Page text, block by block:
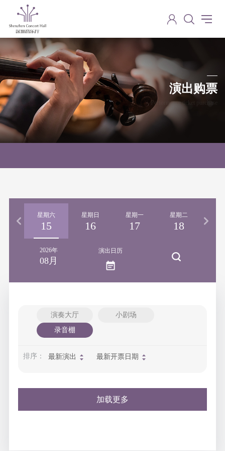
演出购票
Performance ticket purchase
星期六
15
星期日
16
星期一
17
星期二
18
2026年
08月
演出日历
演奏大厅
小剧场
录音棚
排序： 最新演出 最新开票日期
加载更多